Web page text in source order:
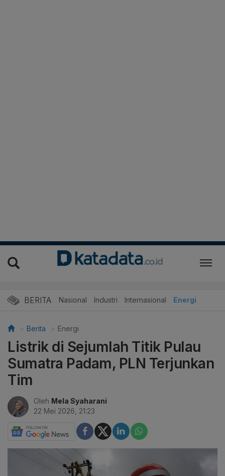
BERITA Nasional Industri Internasional Energi
Berita Energi
Listrik di Sejumlah Titik Pulau
Sumatra Padam, PLN Terjunkan
Tim
Oleh Mela Syaharani
22 Mei 2026, 21:23